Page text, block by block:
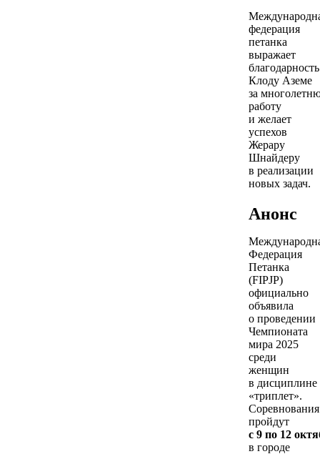
федерация
петанка
выражает
благодарность
Клоду Аземе
за
работу
и желает
успехов
Жерару
Шнайдеру
в реализации
новых задач.
Анонс
Федерация
Петанка
(FIPJP)
официально
объявила
о проведении
Чемпионата
мира 2025
среди
женщин
в дисциплине
«триплет».
Соревнования
пройдут
с 9 по 12
в городе